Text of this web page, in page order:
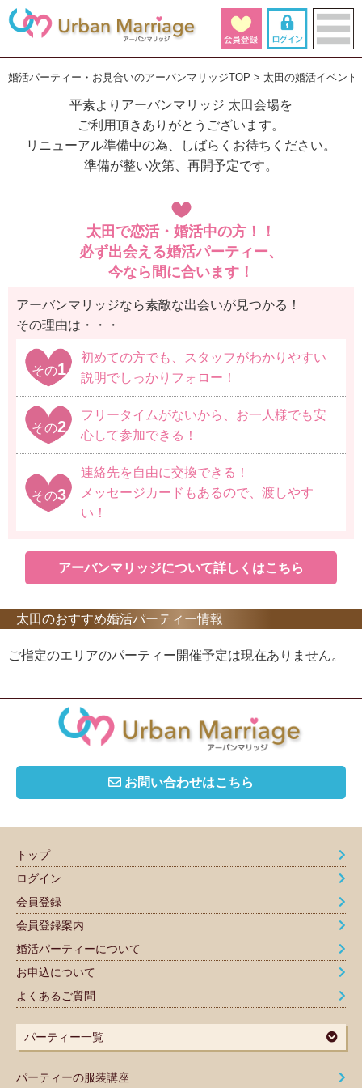
婚活パーティー・お見合いのアーバンマリッジTOP 太田の婚活イベント
平素よりアーバンマリッジ 太田会場を
ご利用頂きありがとうございます。
リニューアル準備中の為、しばらくお待ちください。
準備が整い次第、再開予定です。
太田で恋活・婚活中の方！！
必ず出会える婚活パーティー、
今なら間に合います！
アーバンマリッジなら素敵な出会いが見つかる！
その理由は・・・
その1
初めての方でも、スタッフがわかりやすい
説明でしっかりフォロー！
その2
フリータイムがないから、お一人様でも安
心して参加できる！
その3
連絡先を自由に交換できる！
メッセージカードもあるので、渡しやす
い！
アーバンマリッジについて詳しくはこちら
太田のおすすめ婚活パーティー情報
ご指定のエリアのパーティー開催予定は現在ありません。
お問い合わせはこちら
トップ
ログイン
会員登録
会員登録案内
婚活パーティーについて
お申込について
よくあるご質問
パーティー一覧
パーティーの服装講座